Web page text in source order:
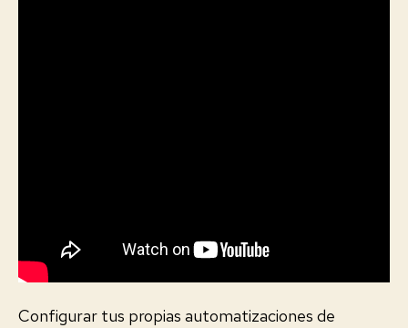
Configurar tus propias automatizaciones de